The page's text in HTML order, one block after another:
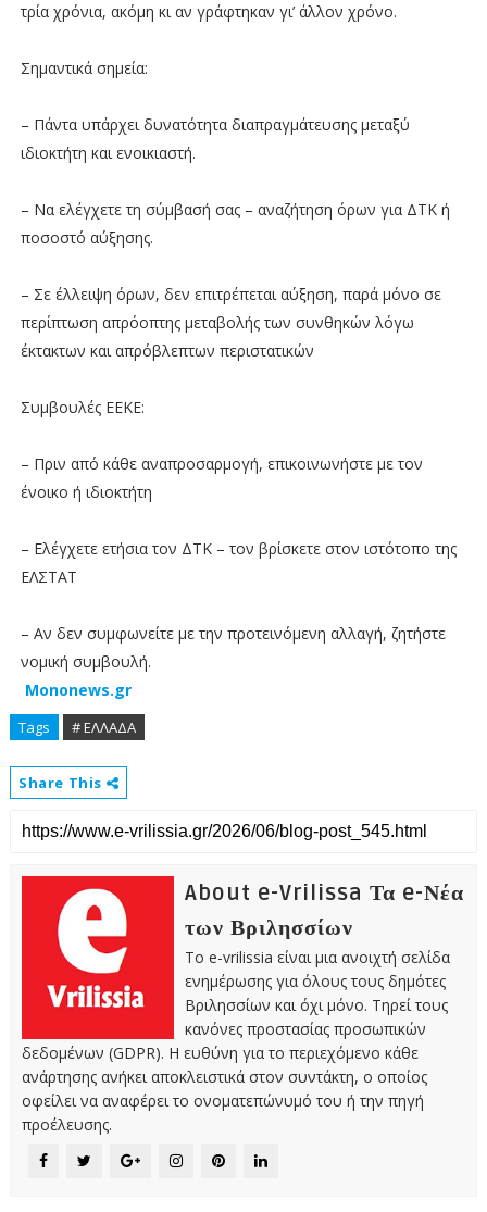
τρία χρόνια, ακόμη κι αν γράφτηκαν γι’ άλλον χρόνο.
Σημαντικά σημεία:
– Πάντα υπάρχει δυνατότητα διαπραγμάτευσης μεταξύ
ιδιοκτήτη και ενοικιαστή.
– Να ελέγχετε τη σύμβασή σας – αναζήτηση όρων για ΔΤΚ ή
ποσοστό αύξησης.
– Σε έλλειψη όρων, δεν επιτρέπεται αύξηση, παρά μόνο σε
περίπτωση απρόοπτης μεταβολής των συνθηκών λόγω
έκτακτων και απρόβλεπτων περιστατικών
Συμβουλές ΕΕΚΕ:
– Πριν από κάθε αναπροσαρμογή, επικοινωνήστε με τον
ένοικο ή ιδιοκτήτη
– Ελέγχετε ετήσια τον ΔΤΚ – τον βρίσκετε στον ιστότοπο της
ΕΛΣΤΑΤ
– Αν δεν συμφωνείτε με την προτεινόμενη αλλαγή, ζητήστε
νομική συμβουλή.
Mononews.gr
Tags # ΕΛΛΑΔΑ
Share This
About e-Vrilissa Τα e-Νέα
των Βριλησσίων
Το e-vrilissia είναι μια ανοιχτή σελίδα
ενημέρωσης για όλους τους δημότες
Βριλησσίων και όχι μόνο. Τηρεί τους
κανόνες προστασίας προσωπικών
δεδομένων (GDPR). Η ευθύνη για το περιεχόμενο κάθε
ανάρτησης ανήκει αποκλειστικά στον συντάκτη, ο οποίος
οφείλει να αναφέρει το ονοματεπώνυμό του ή την πηγή
προέλευσης.